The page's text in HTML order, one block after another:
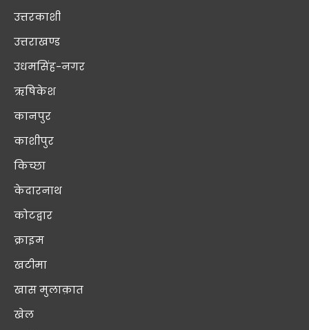
उत्तरकाशी
उत्तराखण्ड
उधमसिंह-नगर
ऋषिकेश
कानपुर
काशीपुर
किच्छा
केदारनाथ
कोटद्वार
क्राइम
खटीमा
खास मुलाक़ात
खेल